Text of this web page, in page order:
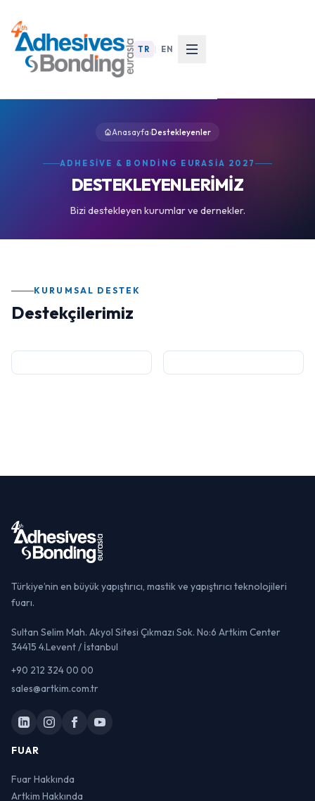
TR EN
Anasayfa›Destekleyenler
ADHESIVE & BONDING EURASIA 2027
DESTEKLEYENLERİMİZ
Bizi destekleyen kurumlar ve dernekler.
KURUMSAL DESTEK
Destekçilerimiz
Türkiye’nin en büyük yapıştırıcı, mastik ve yapıştırıcı teknolojileri
fuarı.
Sultan Selim Mah. Akyol Sitesi Çıkmazı Sok. No:6 Artkim Center
34415 4.Levent / İstanbul
+90 212 324 00 00
sales@artkim.com.tr
FUAR
Fuar Hakkında
Artkim Hakkında